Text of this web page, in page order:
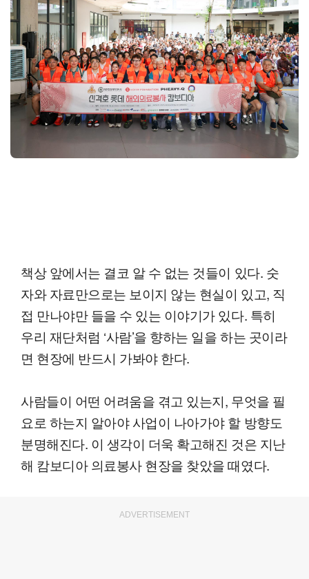
책상 앞에서는 결코 알 수 없는 것들이 있다. 숫
자와 자료만으로는 보이지 않는 현실이 있고, 직
접 만나야만 들을 수 있는 이야기가 있다. 특히
우리 재단처럼 ‘사람’을 향하는 일을 하는 곳이라
면 현장에 반드시 가봐야 한다.
사람들이 어떤 어려움을 겪고 있는지, 무엇을 필
요로 하는지 알아야 사업이 나아가야 할 방향도
분명해진다. 이 생각이 더욱 확고해진 것은 지난
해 캄보디아 의료봉사 현장을 찾았을 때였다.
ADVERTISEMENT